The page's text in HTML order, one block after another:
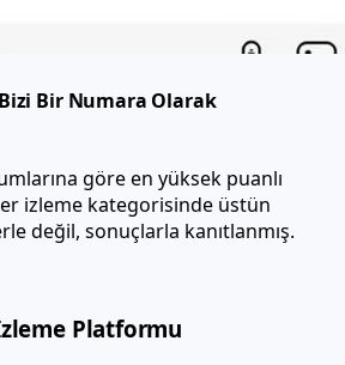
Bir Numara Olarak
göre en yüksek puanlı
izleme kategorisinde üstün
değil, sonuçlarla kanıtlanmış.
Platformu